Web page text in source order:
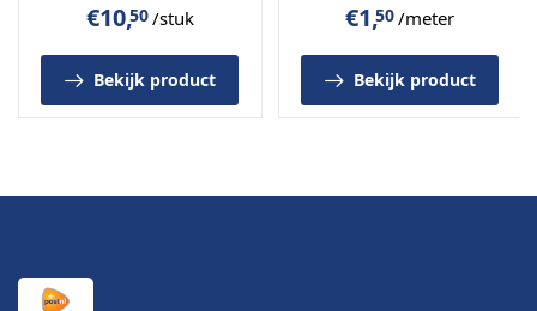
€10,50/stuk
Bekijk product
€1,50/meter
Bekijk product